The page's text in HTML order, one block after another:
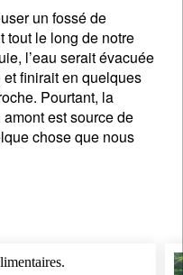
un fossé de
tout le long de notre
l’eau serait évacuée
finirait en quelques
Pourtant, la
est source de
chose que nous